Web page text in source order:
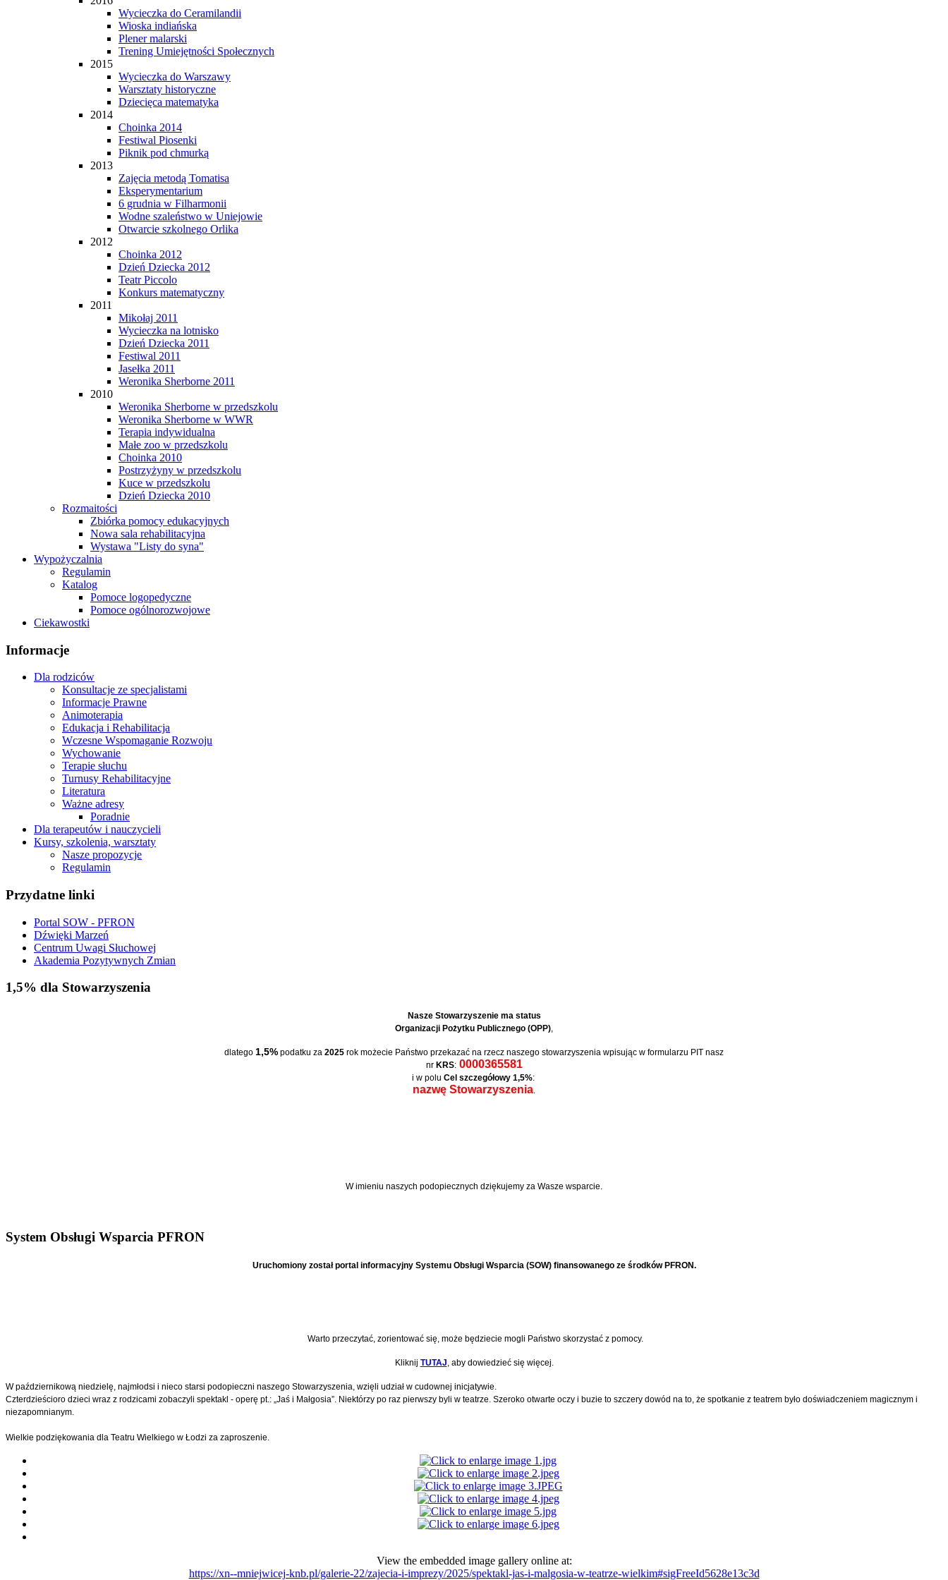
Wycieczka do Ceramilandii
Wioska indiańska
Plener malarski
Trening Umiejętności Społecznych
2015
Wycieczka do Warszawy
Warsztaty historyczne
Dziecięca matematyka
2014
Choinka 2014
Festiwal Piosenki
Piknik pod chmurką
2013
Zajęcia metodą Tomatisa
Eksperymentarium
6 grudnia w Filharmonii
Wodne szaleństwo w Uniejowie
Otwarcie szkolnego Orlika
2012
Choinka 2012
Dzień Dziecka 2012
Teatr Piccolo
Konkurs matematyczny
2011
Mikołaj 2011
Wycieczka na lotnisko
Dzień Dziecka 2011
Festiwal 2011
Jasełka 2011
Weronika Sherborne 2011
2010
Weronika Sherborne w przedszkolu
Weronika Sherborne w WWR
Terapia indywidualna
Małe zoo w przedszkolu
Choinka 2010
Postrzyżyny w przedszkolu
Kuce w przedszkolu
Dzień Dziecka 2010
Rozmaitości
Zbiórka pomocy edukacyjnych
Nowa sala rehabilitacyjna
Wystawa "Listy do syna"
Wypożyczalnia
Regulamin
Katalog
Pomoce logopedyczne
Pomoce ogólnorozwojowe
Ciekawostki
Informacje
Dla rodziców
Konsultacje ze specjalistami
Informacje Prawne
Animoterapia
Edukacja i Rehabilitacja
Wczesne Wspomaganie Rozwoju
Wychowanie
Terapie słuchu
Turnusy Rehabilitacyjne
Literatura
Ważne adresy
Poradnie
Dla terapeutów i nauczycieli
Kursy, szkolenia, warsztaty
Nasze propozycje
Regulamin
Przydatne linki
Portal SOW - PFRON
Dźwięki Marzeń
Centrum Uwagi Słuchowej
Akademia Pozytywnych Zmian
1,5% dla Stowarzyszenia
Nasze Stowarzyszenie ma status
Organizacji Pożytku Publicznego (OPP),
dlatego 1,5% podatku za 2025 rok możecie Państwo przekazać na rzecz naszego stowarzyszenia wpisując w formularzu PIT nasz
nr KRS:0000365581
i w polu Cel szczegółowy 1,5%:
nazwę Stowarzyszenia.
W imieniu naszych podopiecznych dziękujemy za Wasze wsparcie.
System Obsługi Wsparcia PFRON
Uruchomiony został portal informacyjny Systemu Obsługi Wsparcia (SOW) finansowanego ze środków PFRON.
Warto przeczytać, zorientować się, może będziecie mogli Państwo skorzystać z pomocy.
Kliknij TUTAJ , aby dowiedzieć się więcej.
W październikową niedzielę, najmłodsi i nieco starsi podopieczni naszego Stowarzyszenia, wzięli udział w cudownej inicjatywie.
Czterdzieścioro dzieci wraz z rodzicami zobaczyli spektakl - operę pt.: „Jaś i Małgosia”. Niektórzy po raz pierwszy byli w teatrze. Szeroko otwarte oczy i buzie to szczery dowód na to, że spotkanie z teatrem było doświadczeniem magicznym i
niezapomnianym.
Wielkie podziękowania dla Teatru Wielkiego w Łodzi za zaproszenie.
View the embedded image gallery online at:
https://xn--mniejwicej-knb.pl/galerie-22/zajecia-i-imprezy/2025/spektakl-jas-i-malgosia-w-teatrze-wielkim#sigFreeId5628e13c3d